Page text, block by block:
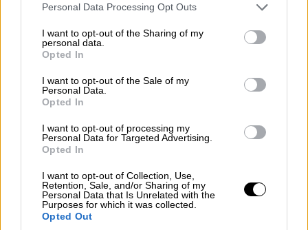
Please note that this website/app uses one or more Google
not limited to your visit or usage behaviour. You may click to
grant or deny consent to Google and its third-party tags to
use your data for below specified purposes in below Google
consent section.
Personal Data Processing Opt Outs
I want to opt-out of the Sharing of my
personal data.
Opted In
I want to opt-out of the Sale of my
Personal Data.
Opted In
I want to opt-out of processing my
Personal Data for Targeted Advertising.
Opted In
I want to opt-out of Collection, Use,
Retention, Sale, and/or Sharing of my
Personal Data that Is Unrelated with the
Purposes for which it was collected.
Opted Out
«Έσπασε» τη σιωπή της η σύζυγος
του παλαιοχριστιανού - Άγνωστο πού
βρίσκεται η ίδια και τα παιδιά τους
έρευνες των Αρχών για τον εντοπισμό των
ανήλικων παιδιών της οικογένειας. Έχουν
ελεγχθεί τόσο συγγενικά σπίτια όσο και η
περιοχή γύρω από τηνΟρεινή Κορινθία.